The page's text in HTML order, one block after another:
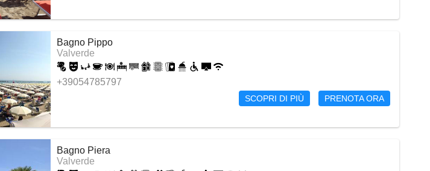
Bagno Pippo
Valverde
+39054785797
SCOPRI DI PIÙ PRENOTA ORA
Bagno Piera
Valverde